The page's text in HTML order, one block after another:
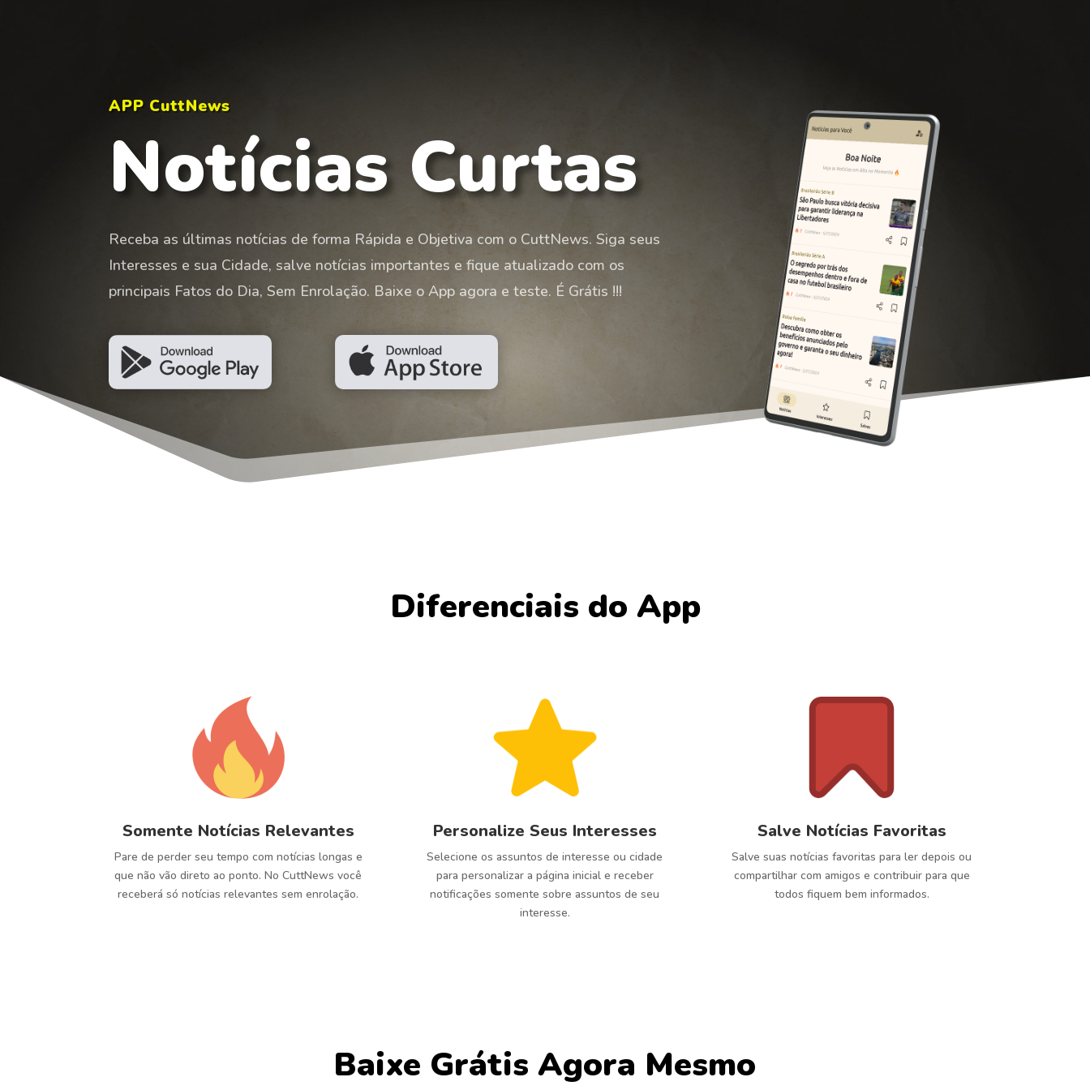
APP CuttNews
Notícias Curtas
Receba as últimas notícias de forma Rápida e Objetiva com o CuttNews. Siga seus
Interesses e sua Cidade, salve notícias importantes e fique atualizado com os
principais Fatos do Dia, Sem Enrolação. Baixe o App agora e teste. É Grátis !!!
Diferenciais do App
Somente Notícias Relevantes
Pare de perder seu tempo com notícias longas e
que não vão direto ao ponto. No CuttNews você
receberá só notícias relevantes sem enrolação.
Personalize Seus Interesses
Selecione os assuntos de interesse ou cidade
para personalizar a página inicial e receber
notificações somente sobre assuntos de seu
interesse.
Salve Notícias Favoritas
Salve suas notícias favoritas para ler depois ou
compartilhar com amigos e contribuir para que
todos fiquem bem informados.
Baixe Grátis Agora Mesmo